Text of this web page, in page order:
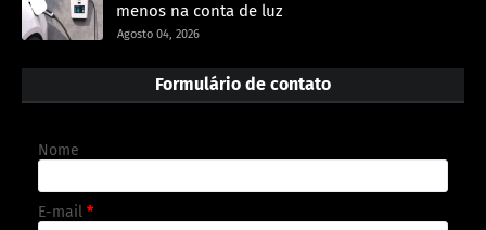
menos na conta de luz
Agosto 04, 2026
Formulário de contato
Nome
E-mail *